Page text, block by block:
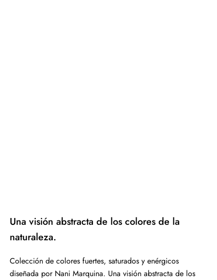
Una visión abstracta de los colores de la
naturaleza.
Colección de colores fuertes, saturados y enérgicos
diseñada por Nani Marquina. Una visión abstracta de los